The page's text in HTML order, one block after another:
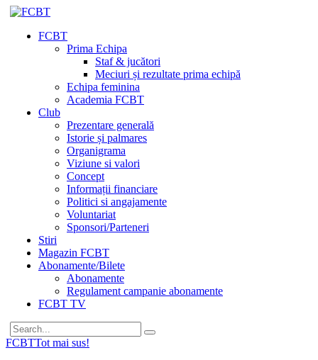
FCBT
Prima Echipa
Staf & jucători
Meciuri și rezultate prima echipă
Echipa feminina
Academia FCBT
Club
Prezentare generală
Istorie și palmares
Organigrama
Viziune si valori
Concept
Informații financiare
Politici si angajamente
Voluntariat
Sponsori/Parteneri
Stiri
Magazin FCBT
Abonamente/Bilete
Abonamente
Regulament campanie abonamente
FCBT TV
FCBTTot mai sus!